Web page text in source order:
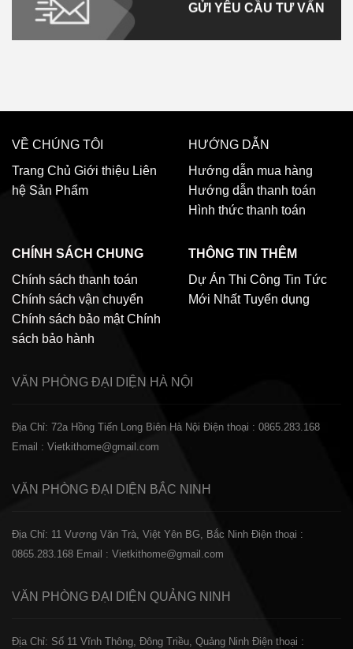
GỬI YÊU CẦU TƯ VẤN
VỀ CHÚNG TÔI
Trang Chủ Giới thiệu Liên
hệ Sản Phẩm
HƯỚNG DẪN
Hướng dẫn mua hàng
Hướng dẫn thanh toán
Hình thức thanh toán
CHÍNH SÁCH CHUNG
Chính sách thanh toán
Chính sách vận chuyển
Chính sách bảo mật Chính
sách bảo hành
THÔNG TIN THÊM
Dự Án Thi Công Tin Tức
Mới Nhất Tuyển dụng
VĂN PHÒNG ĐẠI DIỆN HÀ NỘI
Địa Chỉ: 72a Hồng Tiến Long Biên Hà Nội Điện thoại : 0865.283.168
Email : Vietkithome@gmail.com
VĂN PHÒNG ĐẠI DIỆN BẮC NINH
Địa Chỉ: 11 Vương Văn Trà, Việt Yên BG, Bắc Ninh Điện thoại :
0865.283.168 Email : Vietkithome@gmail.com
VĂN PHÒNG ĐẠI DIỆN QUẢNG NINH
Địa Chỉ: Số 11 Vĩnh Thông, Đông Triều, Quảng Ninh Điện thoại :